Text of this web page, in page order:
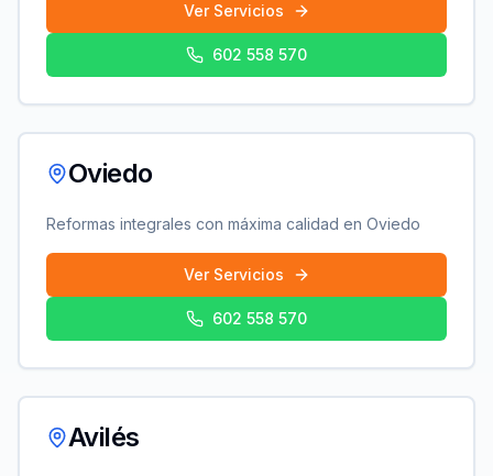
Ver Servicios
602 558 570
Oviedo
Reformas integrales con máxima calidad en Oviedo
Ver Servicios
602 558 570
Avilés